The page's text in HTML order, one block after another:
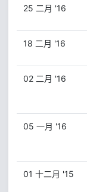
25 二月 '16
18 二月 '16
02 二月 '16
05 一月 '16
01 十二月 '15